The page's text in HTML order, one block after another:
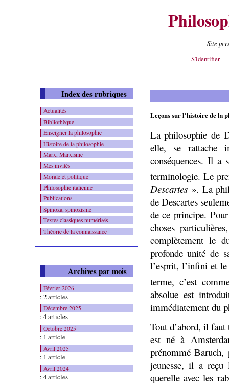
Site
S'identifier -
Index des rubriques
Actualités
Bibliothèque
Enseigner la philosophie
Histoire de la philosophie
Marx, Marxisme
Mes invités
Morale et politique
Philosophie italienne
Publications
Spinoza, spinozisme
Textes classiques numérisés
Théorie de la connaissance
Archives par mois
Février 2026
: 2 articles
Décembre 2025
: 4 articles
Octobre 2025
: 1 article
Avril 2025
: 1 article
Avril 2024
: 4 articles
Leçons sur l'histoire de la
La philosophie de
elle, se rattache
conséquences. Il a
terminologie. Le
Descartes ». La
de Descartes
de ce principe.
choses
complètement le
profonde unité de
l’esprit, l’infini et
terme, c’est
absolue est
immédiatement du
Tout d’abord, il faut
est né à
prénommé
jeunesse, il a reçu
querelle avec les